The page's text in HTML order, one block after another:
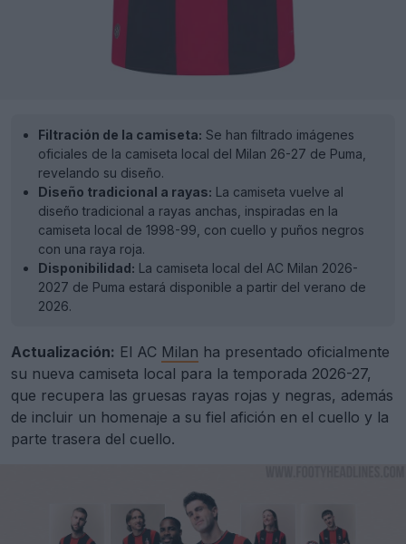
Filtración de la camiseta: Se han filtrado imágenes
oficiales de la camiseta local del Milan 26-27 de Puma,
revelando su diseño.
Diseño tradicional a rayas: La camiseta vuelve al
diseño tradicional a rayas anchas, inspiradas en la
camiseta local de 1998-99, con cuello y puños negros
con una raya roja.
Disponibilidad: La camiseta local del AC Milan 2026-
2027 de Puma estará disponible a partir del verano de
2026.
Actualización: El AC Milan ha presentado oficialmente
su nueva camiseta local para la temporada 2026-27,
que recupera las gruesas rayas rojas y negras, además
de incluir un homenaje a su fiel afición en el cuello y la
parte trasera del cuello.